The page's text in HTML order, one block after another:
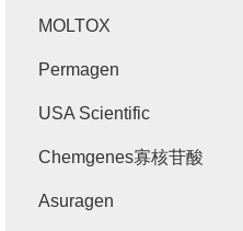
MOLTOX
Permagen
USA Scientific
Chemgenes寡核苷酸
Asuragen